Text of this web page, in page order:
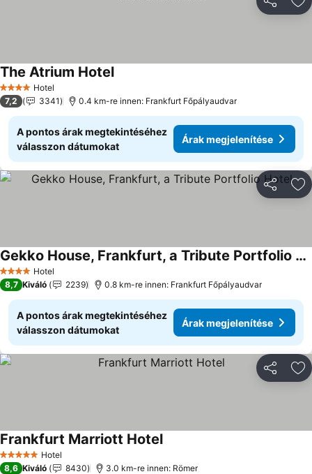
4 KategóriaHotel
The Atrium HotelÁrak megjelenítése
7,2 3341 0.4 km-re innen: Frankfurt Főpályaudvar
A pontos árak megtekintéséhez
válasszon dátumokat
Árak megjelenítése
4 KategóriaHotel
Gekko House, Frankfurt, a Tribute Portfolio Hotel
Árak megjelenítése
8,7 Kiváló 2239 0.8 km-re innen: Frankfurt Főpályaudvar
A pontos árak megtekintéséhez
válasszon dátumokat
Árak megjelenítése
5 KategóriaHotel
Frankfurt Marriott HotelÁrak megjelenítése
8,6 Kiváló 8430 3.0 km-re innen: Römer